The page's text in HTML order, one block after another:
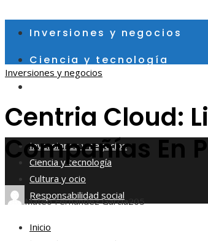
Inversiones y negocios
Ciencia y tecnología
Responsabilidad social
Inversiones y negocios
Ciencia y tecnología
Cultura y ocio
Responsabilidad social
Inversiones y negocios
Centria Cloud:
Compañías En
Mateo Fernández García205
Inicio